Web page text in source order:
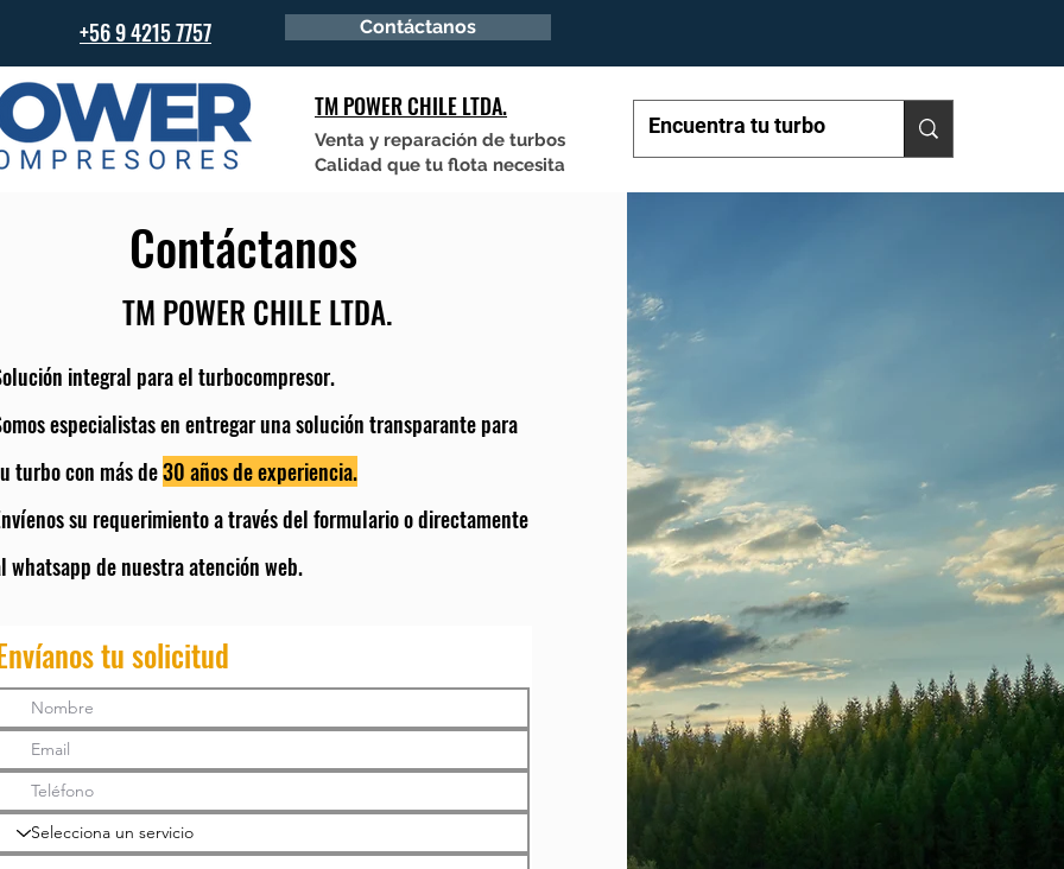
+56 9 4215 7757 Contáctanos
TM POWER CHILE LTDA.
Venta y reparación de turbos
Calidad que tu flota necesita
Contáctanos
TM POWER CHILE LTDA.
integral para el turbocompresor.
especialistas en entregar una solución transparante para
turbo con más de30 años de experiencia.
su requerimiento a través del formulario o directamente
whatsapp de nuestra atención web.
tu solicitud